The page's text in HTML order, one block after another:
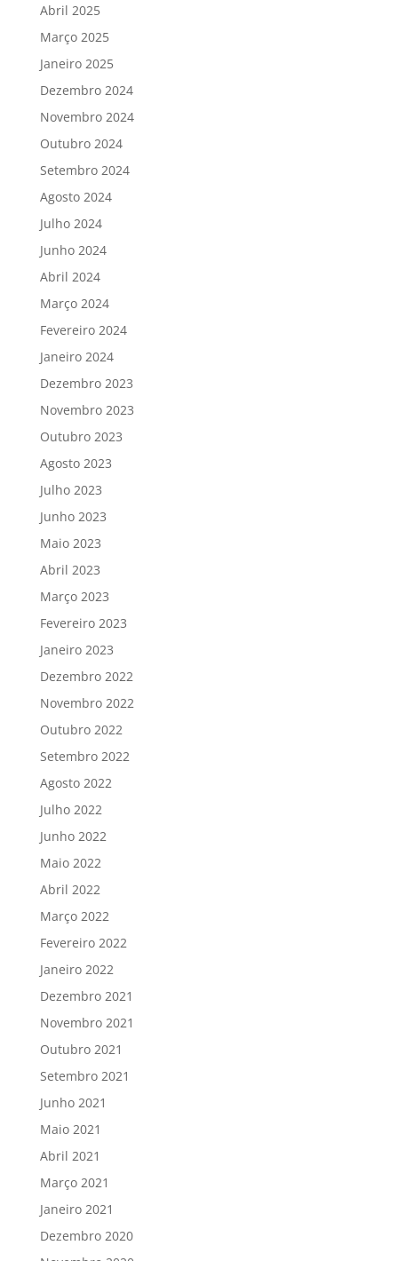
Abril 2025
Março 2025
Janeiro 2025
Dezembro 2024
Novembro 2024
Outubro 2024
Setembro 2024
Agosto 2024
Julho 2024
Junho 2024
Abril 2024
Março 2024
Fevereiro 2024
Janeiro 2024
Dezembro 2023
Novembro 2023
Outubro 2023
Agosto 2023
Julho 2023
Junho 2023
Maio 2023
Abril 2023
Março 2023
Fevereiro 2023
Janeiro 2023
Dezembro 2022
Novembro 2022
Outubro 2022
Setembro 2022
Agosto 2022
Julho 2022
Junho 2022
Maio 2022
Abril 2022
Março 2022
Fevereiro 2022
Janeiro 2022
Dezembro 2021
Novembro 2021
Outubro 2021
Setembro 2021
Junho 2021
Maio 2021
Abril 2021
Março 2021
Janeiro 2021
Dezembro 2020